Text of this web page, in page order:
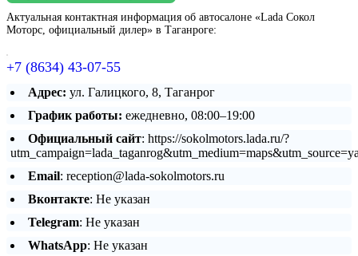
Актуальная контактная информация об автосалоне «Lada Сокол
Моторс, официальный дилер» в Таганроге:
+7 (8634) 43-07-55
Адрес: ул. Галицкого, 8, Таганрог
График работы: ежедневно, 08:00–19:00
Официальный сайт: https://sokolmotors.lada.ru/?
Email: reception@lada-sokolmotors.ru
Вконтакте: Не указан
Telegram: Не указан
WhatsApp: Не указан